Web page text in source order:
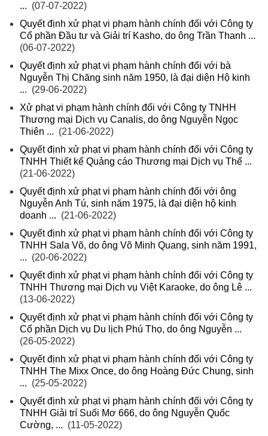
... (07-07-2022)
Quyết định xử phạt vi phạm hành chính đối với Công ty
Cổ phần Đầu tư và Giải trí Kasho, do ông Trần Thanh ...
(06-07-2022)
Quyết định xử phạt vi phạm hành chính đối với bà
Nguyễn Thị Chăng sinh năm 1950, là đại diện Hộ kinh
... (29-06-2022)
Xử phạt vi phạm hành chính đối với Công ty TNHH
Thương mại Dịch vụ Canalis, do ông Nguyễn Ngọc
Thiên ... (21-06-2022)
Quyết định xử phạt vi phạm hành chính đối với Công ty
TNHH Thiết kế Quảng cáo Thương mại Dịch vụ Thế ...
(21-06-2022)
Quyết định xử phạt vi phạm hành chính đối với ông
Nguyễn Anh Tú, sinh năm 1975, là đại diện hộ kinh
doanh ... (21-06-2022)
Quyết định xử phạt vi phạm hành chính đối với Công ty
TNHH Sala Võ, do ông Võ Minh Quang, sinh năm 1991,
... (20-06-2022)
Quyết định xử phạt vi phạm hành chính đối với Công ty
TNHH Thương mại Dịch vụ Việt Karaoke, do ông Lê ...
(13-06-2022)
Quyết định xử phạt vi phạm hành chính đối với Công ty
Cổ phần Dịch vụ Du lịch Phú Thọ, do ông Nguyễn ...
(26-05-2022)
Quyết định xử phạt vi phạm hành chính đối với Công ty
TNHH The Mixx Once, do ông Hoàng Đức Chung, sinh
... (25-05-2022)
Quyết định xử phạt vi phạm hành chính đối với Công ty
TNHH Giải trí Suối Mơ 666, do ông Nguyễn Quốc
Cường, ... (11-05-2022)